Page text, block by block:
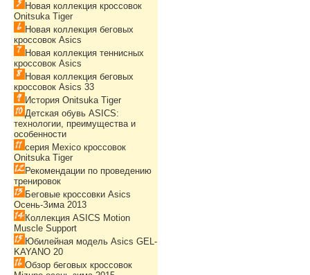
Новая коллекция кроссовок
Onitsuka Tiger
Новая коллекция беговых
кроссовок Asics
Новая коллекция теннисных
кроссовок Asics
Новая коллекция беговых
кроссовок Asics 33
История Onitsuka Tiger
Детская обувь ASICS:
технологии, преимущества и
особенности
серия Mexico кроссовок
Onitsuka Tiger
Рекомендации по проведению
тренировок
Беговые кроссовки Asics
Осень-Зима 2013
Коллекция ASICS Motion
Muscle Support
Юбилейная модель Asics GEL-
KAYANO 20
Обзор беговых кроссовок